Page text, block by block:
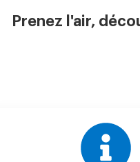
Prenez l'air,